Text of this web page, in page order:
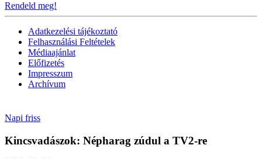
Rendeld meg!
Adatkezelési tájékoztató
Felhasználási Feltételek
Médiaajánlat
Előfizetés
Impresszum
Archívum
Napi friss
Kincsvadászok: Népharag zúdul a TV2-re